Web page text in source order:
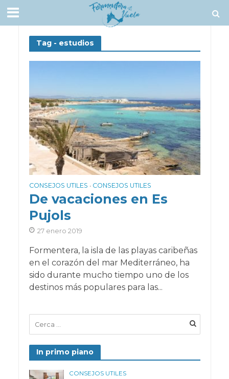
Tag - estudios
CONSEJOS UTILES • CONSEJOS UTILES
De vacaciones en Es
Pujols
27 enero 2019
Formentera, la isla de las playas caribeñas
en el corazón del mar Mediterráneo, ha
sido durante mucho tiempo uno de los
destinos más populares para las...
In primo piano
CONSEJOS UTILES